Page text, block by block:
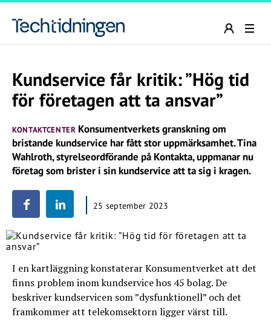
Kundservice får kritik: ”Hög tid
för företagen att ta ansvar”
KONTAKTCENTER Konsumentverkets granskning om
bristande kundservice har fått stor uppmärksamhet. Tina
Wahlroth, styrelseordförande på Kontakta, uppmanar nu
företag som brister i sin kundservice att ta sig i kragen.
25 september 2023
I en kartläggning konstaterar Konsumentverket att det
finns problem inom kundservice hos 45 bolag. De
beskriver kundservicen som ”dysfunktionell” och det
framkommer att telekomsektorn ligger värst till.